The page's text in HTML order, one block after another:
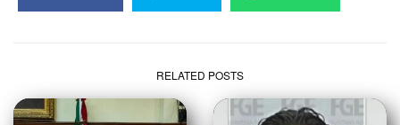
RELATED POSTS